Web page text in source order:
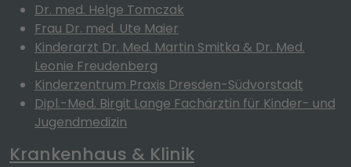
Dr. med. Helge Tomczak
Frau Dr. med. Ute Maier
Kinderarzt Dr. Med. Martin Smitka & Dr. Med.
Leonie Freudenberg
Kinderzentrum Praxis Dresden-Südvorstadt
Dipl.-Med. Birgit Lange Fachärztin für Kinder- und
Jugendmedizin
Krankenhaus & Klinik